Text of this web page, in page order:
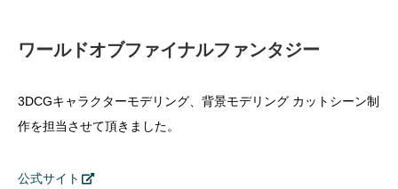
ワールドオブファイナルファンタジー
3DCGキャラクターモデリング、背景モデリング カットシーン制
作を担当させて頂きました。
公式サイト